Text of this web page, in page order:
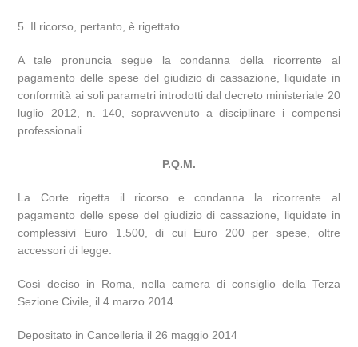
5. Il ricorso, pertanto, è rigettato.
A tale pronuncia segue la condanna della ricorrente al
pagamento delle spese del giudizio di cassazione, liquidate in
conformità ai soli parametri introdotti dal decreto ministeriale 20
luglio 2012, n. 140, sopravvenuto a disciplinare i compensi
professionali.
P.Q.M.
La Corte rigetta il ricorso e condanna la ricorrente al
pagamento delle spese del giudizio di cassazione, liquidate in
complessivi Euro 1.500, di cui Euro 200 per spese, oltre
accessori di legge.
Così deciso in Roma, nella camera di consiglio della Terza
Sezione Civile, il 4 marzo 2014.
Depositato in Cancelleria il 26 maggio 2014